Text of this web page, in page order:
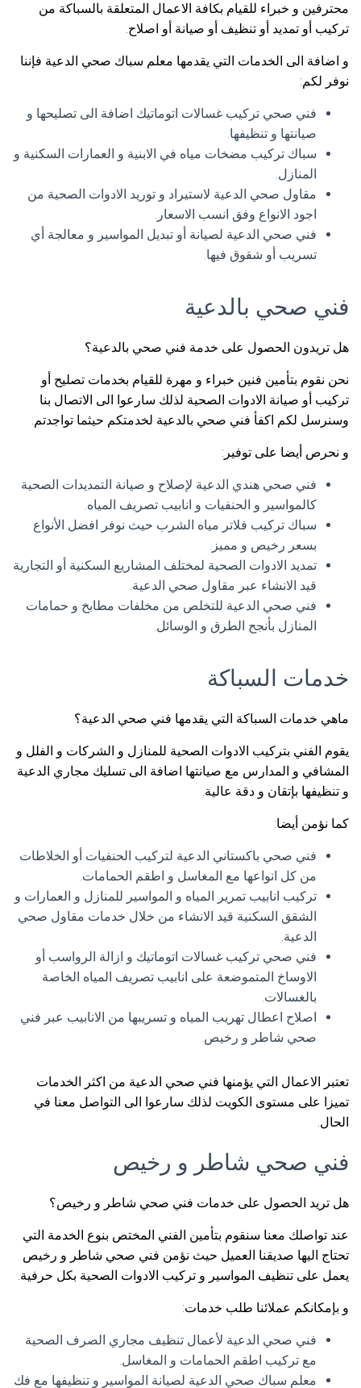
محترفين و خبراء للقيام بكافة الاعمال المتعلقة بالسباكة من
تركيب أو تمديد أو تنظيف أو صيانة أو اصلاح.
و اضافة الى الخدمات التي يقدمها معلم سباك صحي الدعية فإننا
نوفر لكم:
فني صحي تركيب غسالات اتوماتيك اضافة الى تصليحها و
صيانتها و تنظيفها.
سباك تركيب مضخات مياه في الابنية و العمارات السكنية و
المنازل.
مقاول صحي الدعية لاستيراد و توريد الادوات الصحية من
اجود الانواع وفق انسب الاسعار.
فني صحي الدعية لصيانة أو تبديل المواسير و معالجة أي
تسريب أو شقوق فيها.
فني صحي بالدعية
هل تريدون الحصول على خدمة فني صحي بالدعية؟
نحن نقوم بتأمين فنين خبراء و مهرة للقيام بخدمات تصليح أو
تركيب أو صيانة الادوات الصحية لذلك سارعوا الى الاتصال بنا
وسنرسل لكم اكفأ فني صحي بالدعية لخدمتكم حيثما تواجدتم.
و نحرص أيضا على توفير:
فني صحي هندي الدعية لإصلاح و صيانة التمديدات الصحية
كالمواسير و الحنفيات و انابيب تصريف المياه.
سباك تركيب فلاتر مياه الشرب حيث نوفر افضل الأنواع
بسعر رخيص و مميز.
تمديد الادوات الصحية لمختلف المشاريع السكنية أو التجارية
قيد الانشاء عبر مقاول صحي الدعية.
فني صحي الدعية للتخلص من مخلفات مطابخ و حمامات
المنازل بأنجح الطرق و الوسائل.
خدمات السباكة
ماهي خدمات السباكة التي يقدمها فني صحي الدعية؟
يقوم الفني بتركيب الادوات الصحية للمنازل و الشركات و الفلل و
المشافي و المدارس مع صيانتها اضافة الى تسليك مجاري الدعية
و تنظيفها بإتقان و دقة عالية.
كما نؤمن أيضا:
فني صحي باكستاني الدعية لتركيب الحنفيات أو الخلاطات
من كل انواعها مع المغاسل و اطقم الحمامات.
تركيب انابيب تمرير المياه و المواسير للمنازل و العمارات و
الشقق السكنية قيد الانشاء من خلال خدمات مقاول صحي
الدعية.
فني صحي تركيب غسالات اتوماتيك و ازالة الرواسب أو
الاوساخ المتموضعة على انابيب تصريف المياه الخاصة
بالغسالات.
اصلاح اعطال تهريب المياه و تسريبها من الانابيب عبر فني
صحي شاطر و رخيص.
تعتبر الاعمال التي يؤمنها فني صحي الدعية من اكثر الخدمات
تميزا على مستوى الكويت لذلك سارعوا الى التواصل معنا في
الحال.
فني صحي شاطر و رخيص
هل تريد الحصول على خدمات فني صحي شاطر و رخيص؟
عند تواصلك معنا سنقوم بتأمين الفني المختص بنوع الخدمة التي
تحتاج اليها صديقنا العميل حيث نؤمن فني صحي شاطر و رخيص
يعمل على تنظيف المواسير و تركيب الادوات الصحية بكل حرفية.
و بإمكانكم عملائنا طلب خدمات:
فني صحي الدعية لأعمال تنظيف مجاري الصرف الصحية
مع تركيب اطقم الحمامات و المغاسل.
معلم سباك صحي الدعية لصيانة المواسير و تنظيفها مع فك